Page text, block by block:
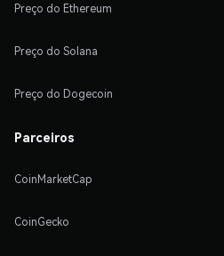
Preço do Ethereum
Preço do Solana
Preço do Dogecoin
Parceiros
CoinMarketCap
CoinGecko